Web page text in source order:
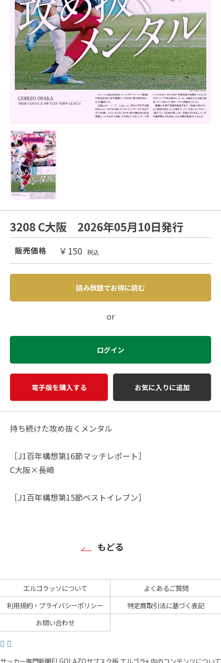
3208 C大阪 2026年05月10日発行
販売価格 ￥150 税込
読み放題でお得に読む
or
ログイン
電子版を購入する お気に入りに追加
持ち続けた攻め抜くメンタル
［J1百年構想第16節マッチレポート］
C大阪×長崎
［J1百年構想第15節ベストイレブン］
もどる
エルゴラッソについて
よくあるご質問
利用規約・プライバシーポリシー
特定商取引法に基づく表記
お問い合わせ
サッカー専門新聞ELGOLAZOサブスク版 エルゴラ+ 内のコンテンツについて